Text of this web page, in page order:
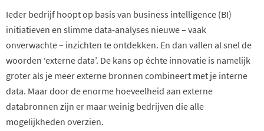
Ieder bedrijf hoopt op basis van business intelligence (BI)
initiatieven en slimme data-analyses nieuwe – vaak
onverwachte – inzichten te ontdekken. En dan vallen al snel de
woorden ‘externe data’. De kans op échte innovatie is namelijk
groter als je meer externe bronnen combineert met je interne
data. Maar door de enorme hoeveelheid aan externe
databronnen zijn er maar weinig bedrijven die alle
mogelijkheden overzien.